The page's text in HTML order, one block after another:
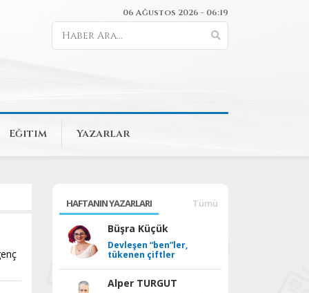
06 Ağustos 2026 - 06:19
Eğitim Yazarlar
HAFTANIN YAZARLARI Tümü
Büşra Küçük
Devleşen “ben”ler,
tükenen çiftler
Alper TURGUT